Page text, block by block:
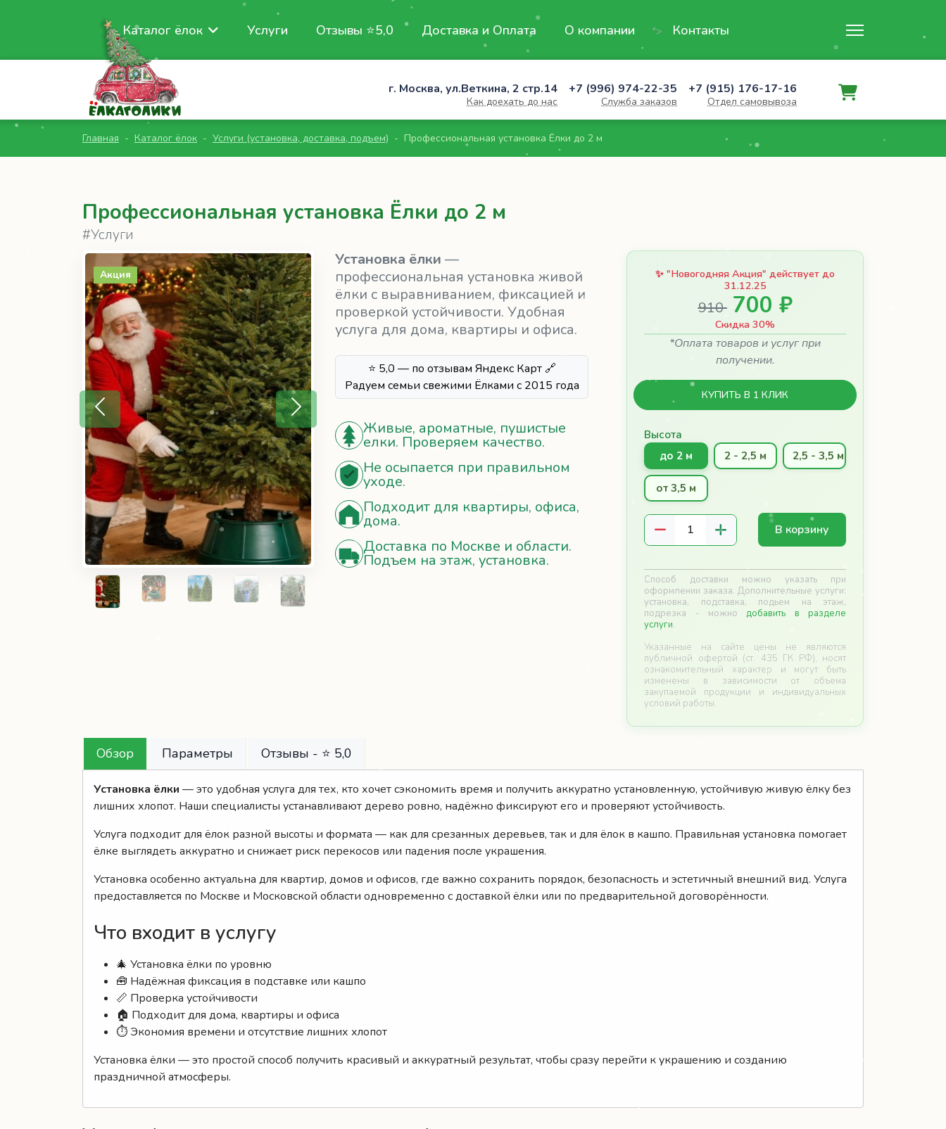
Каталог ёлок Услуги Отзывы ⭐5,0 Доставка и Оплата О компании "> Контакты
г. Москва, ул.Веткина, 2 стр.14
Как доехать до нас
+7 (996) 974-22-35
Служба заказов
+7 (915) 176-17-16
Отдел самовывоза
Главная Каталог ёлок Услуги (установка, доставка, подъем) Профессиональная установка Ёлки до 2 м
Профессиональная установка Ёлки до 2 м
#Услуги
Акция
Установка ёлки —
профессиональная установка живой
ёлки с выравниванием, фиксацией и
проверкой устойчивости. Удобная
услуга для дома, квартиры и офиса.
⭐ 5,0 — по отзывам Яндекс Карт 🔗
Радуем семьи свежими Ёлками с 2015 года
Живые, ароматные, пушистые
елки. Проверяем качество.
Не осыпается при правильном
уходе.
Подходит для квартиры, офиса,
дома.
Доставка по Москве и области.
Подъем на этаж, установка.
✨ "Новогодняя Акция" действует до
31.12.25
910 700 ₽
Скидка 30%
*Оплата товаров и услуг при
получении.
КУПИТЬ В 1 КЛИК
Высота
до 2 м
2 - 2,5 м 2,5 - 3,5 м
от 3,5 м
В корзину
Способ доставки можно указать при
оформлении заказа. Дополнительные услуги:
установка, подставка, подьем на этаж,
подрезка - можнодобавить в разделе
услуги.
Указанные на сайте цены не являются
публичной офертой (ст. 435 ГК РФ), носят
ознакомительный характер и могут быть
изменены в зависимости от объема
закупаемой продукции и индивидуальных
условий работы.
Обзор Параметры Отзывы - ⭐ 5,0
Установка ёлки — это удобная услуга для тех, кто хочет сэкономить время и получить аккуратно установленную, устойчивую живую ёлку без
лишних хлопот. Наши специалисты устанавливают дерево ровно, надёжно фиксируют его и проверяют устойчивость.
Услуга подходит для ёлок разной высоты и формата — как для срезанных деревьев, так и для ёлок в кашпо. Правильная установка помогает
ёлке выглядеть аккуратно и снижает риск перекосов или падения после украшения.
Установка особенно актуальна для квартир, домов и офисов, где важно сохранить порядок, безопасность и эстетичный внешний вид. Услуга
предоставляется по Москве и Московской области одновременно с доставкой ёлки или по предварительной договорённости.
Что входит в услугу
🎄 Установка ёлки по уровню
🧰 Надёжная фиксация в подставке или кашпо
📏 Проверка устойчивости
🏠 Подходит для дома, квартиры и офиса
⏱ Экономия времени и отсутствие лишних хлопот
Установка ёлки — это простой способ получить красивый и аккуратный результат, чтобы сразу перейти к украшению и созданию
праздничной атмосферы.